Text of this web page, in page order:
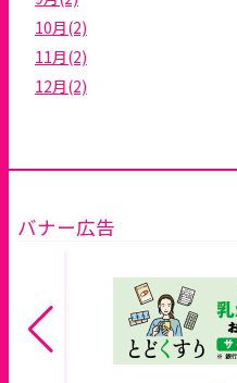
10月(2)
11月(2)
12月(2)
バナー広告